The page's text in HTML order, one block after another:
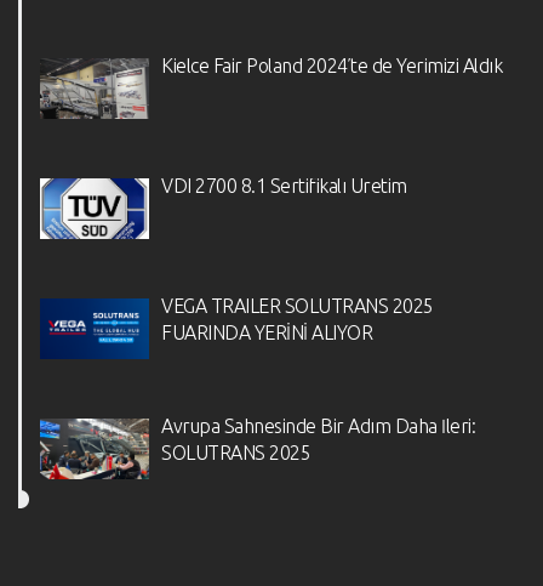
Kielce Fair Poland 2024’te de Yerimizi Aldık
VDI 2700 8.1 Sertifikalı Üretim
VEGA TRAILER SOLUTRANS 2025
FUARINDA YERİNİ ALIYOR
Avrupa Sahnesinde Bir Adım Daha İleri:
SOLUTRANS 2025